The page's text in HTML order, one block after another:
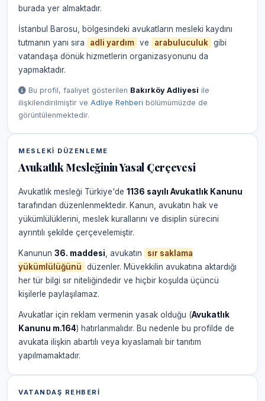
burada yer almaktadır.
İstanbul Barosu, bölgesindeki avukatların mesleki kaydını
tutmanın yanı sıra
adli yardım ve arabuluculuk gibi
vatandaşa dönük hizmetlerin organizasyonunu da
yapmaktadır.
Bu profil, faaliyet gösterilen Bakırköy Adliyesi ile
ilişkilendirilmiştir ve Adliye Rehberi bölümümüzde de
görüntülenmektedir.
MESLEKI DÜZENLEME
Avukatlık Mesleğinin Yasal Çerçevesi
Avukatlık mesleği Türkiye'de 1136 sayılı Avukatlık Kanunu
tarafından düzenlenmektedir. Kanun, avukatın hak ve
yükümlülüklerini, meslek kurallarını ve disiplin sürecini
ayrıntılı şekilde çerçevelemiştir.
Kanunun 36. maddesi , avukatın
sır saklama
yükümlülüğünü
düzenler. Müvekkilin avukatına aktardığı
her tür bilgi sır niteliğindedir ve hiçbir koşulda üçüncü
kişilerle paylaşılamaz.
Avukatlar için reklam vermenin yasak olduğu (Avukatlık
Kanunu m.164) hatırlanmalıdır. Bu nedenle bu profilde de
avukata ilişkin abartılı veya kıyaslamalı bir tanıtım
yapılmamaktadır.
VATANDAŞ REHBERI